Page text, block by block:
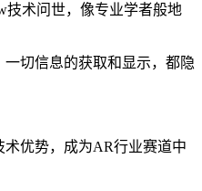
技术问世，像专业学者般地
切信息的获取和显示，都隐
优势，成为AR行业赛道中